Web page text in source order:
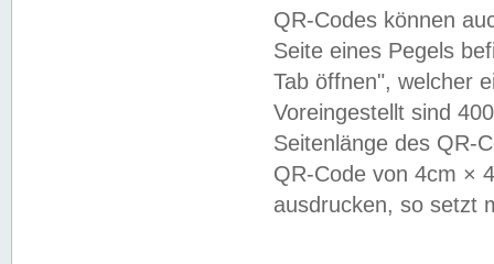
QR-Codes können
Seite eines Pegels
Tab öffnen", welcher
Voreingestellt sind
Seitenlänge des QR-
QR-Code von 4cm ×
ausdrucken, so setzt